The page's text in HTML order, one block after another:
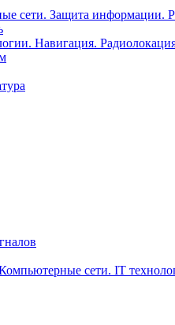
сети. Защита информации.
Навигация.
сети. IT